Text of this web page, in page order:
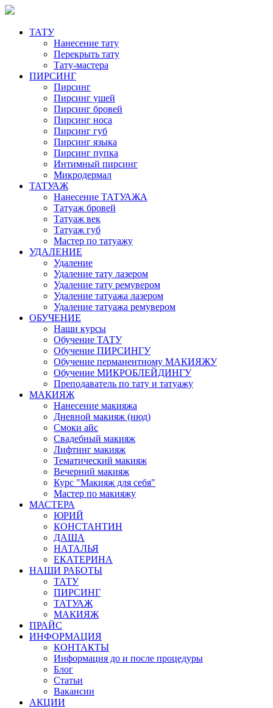
ТАТУ
Нанесение тату
Перекрыть тату
Тату-мастера
ПИРСИНГ
Пирсинг
Пирсинг ушей
Пирсинг бровей
Пирсинг носа
Пирсинг губ
Пирсинг языка
Пирсинг пупка
Интимный пирсинг
Микродермал
ТАТУАЖ
Нанесение ТАТУАЖА
Татуаж бровей
Татуаж век
Татуаж губ
Мастер по татуажу
УДАЛЕНИЕ
Удаление
Удаление тату лазером
Удаление тату ремувером
Удаление татуажа лазером
Удаление татуажа ремувером
ОБУЧЕНИЕ
Наши курсы
Обучение ТАТУ
Обучение ПИРСИНГУ
Обучение перманентному МАКИЯЖУ
Обучение МИКРОБЛЕЙДИНГУ
Преподаватель по тату и татуажу
МАКИЯЖ
Нанесение макияжа
Дневной макияж (нюд)
Смоки айс
Свадебный макияж
Лифтинг макияж
Тематический макияж
Вечерний макияж
Курс "Макияж для себя"
Мастер по макияжу
МАСТЕРА
ЮРИЙ
КОНСТАНТИН
ДАША
НАТАЛЬЯ
ЕКАТЕРИНА
НАШИ РАБОТЫ
ТАТУ
ПИРСИНГ
ТАТУАЖ
МАКИЯЖ
ПРАЙС
ИНФОРМАЦИЯ
КОНТАКТЫ
Информация до и после процедуры
Блог
Статьи
Вакансии
АКЦИИ